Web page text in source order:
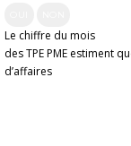
Le chiffre du mois
des TPE PME estiment
d’affaires